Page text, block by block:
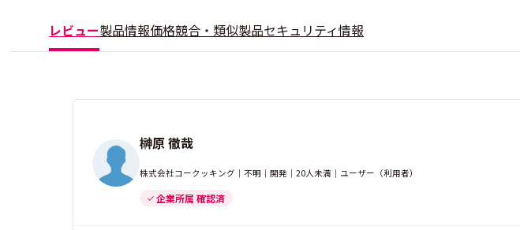
レビュー製品情報価格競合・類似製品セキュリティ情報
榊原 徹哉
株式会社コークッキング｜不明｜開発｜20人未満｜ユーザー（利用者）
企業所属 確認済